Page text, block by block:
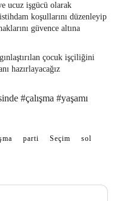
ucuz işgücü olarak
koşullarını düzenleyip
güvence altına
çocuk işçiliğini
hazırlayacağız
#çalışma #yaşamı
parti Seçim sol